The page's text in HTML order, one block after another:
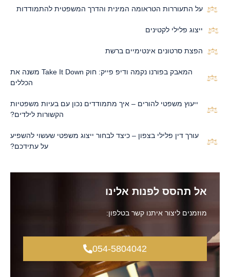
על התעוררות הטראומה המינית והדרך המשפטית להתמודדות
ייצוג פלילי לקטינים
הפצת סרטונים אינטימיים ברשת
המאבק בפורנו נקמה ודיפ פייק: חוק Take It Down משנה את
הכללים
ייעוץ משפטי להורים – איך מתמודדים נכון עם בעיות משפטיות
הקשורות לילדים?
עורך דין פלילי בצפון – כיצד לבחור ייצוג משפטי שעשוי להשפיע
על עתידכם?
אל תהסס לפנות אלינו
מוזמנים ליצור איתנו קשר בטלפון:
054-5804042